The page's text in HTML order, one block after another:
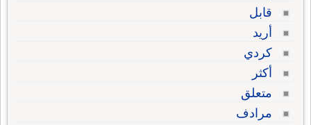
قابل
أريد
كردي
أكثر
متعلق
مرادف